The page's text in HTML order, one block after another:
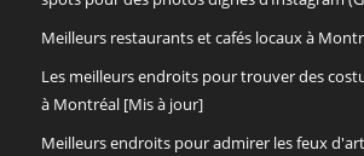
Meilleurs restaurants et cafés locaux à
Les meilleurs endroits pour trouver des
à Montréal [Mis à jour]
Meilleurs endroits pour admirer les feux